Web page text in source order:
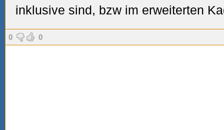
inklusive sind, bzw im erweiterten
0 0